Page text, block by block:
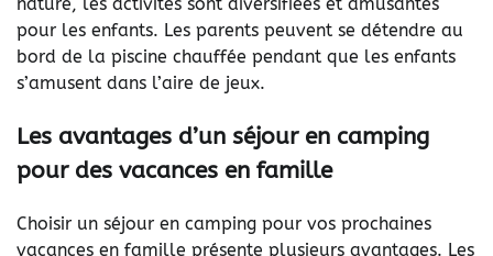
pour les enfants. Les parents peuvent se détendre au
bord de la piscine chauffée pendant que les enfants
s’amusent dans l’aire de jeux.
Les avantages d’un séjour en camping
pour des vacances en famille
Choisir un séjour en camping pour vos prochaines
vacances en famille présente plusieurs avantages. Les